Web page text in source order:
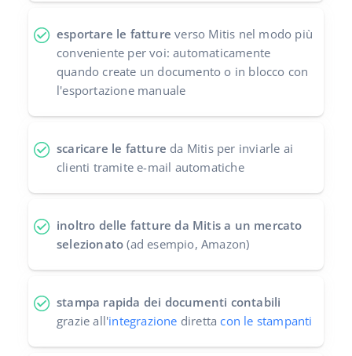
esportare le fatture verso Mitis nel modo più
conveniente per voi: automaticamente
quando create un documento o in blocco con
l'esportazione manuale
scaricare le fatture da Mitis per inviarle ai
clienti tramite e-mail automatiche
inoltro delle fatture da Mitis a un mercato
selezionato (ad esempio, Amazon)
stampa rapida dei documenti contabili
grazie all'integrazione direttacon le stampanti